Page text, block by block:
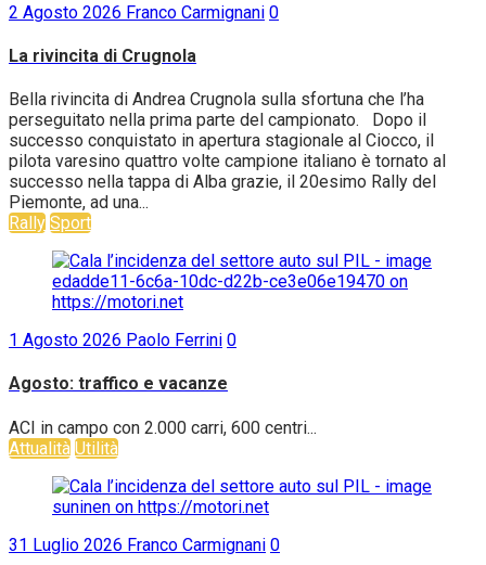
2 Agosto 2026 Franco Carmignani 0
La rivincita di Crugnola
Bella rivincita di Andrea Crugnola sulla sfortuna che l’ha
perseguitato nella prima parte del campionato. Dopo il
successo conquistato in apertura stagionale al Ciocco, il
pilota varesino quattro volte campione italiano è tornato al
successo nella tappa di Alba grazie, il 20esimo Rally del
Piemonte, ad una...
Rally Sport
1 Agosto 2026 Paolo Ferrini 0
Agosto: traffico e vacanze
ACI in campo con 2.000 carri, 600 centri...
Attualità Utilità
31 Luglio 2026 Franco Carmignani 0